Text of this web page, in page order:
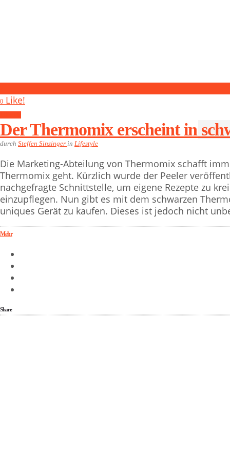
0 Like!
Der Thermomix erscheint in
durch Steffen Sinzinger in Lifestyle
Die Marketing-Abteilung von Thermomix schafft
Thermomix geht. Kürzlich wurde der Peeler
nachgefragte Schnittstelle, um eigene Rezepte zu
einzupflegen. Nun gibt es mit dem schwarzen
uniques Gerät zu kaufen. Dieses ist jedoch nicht
Mehr
Share